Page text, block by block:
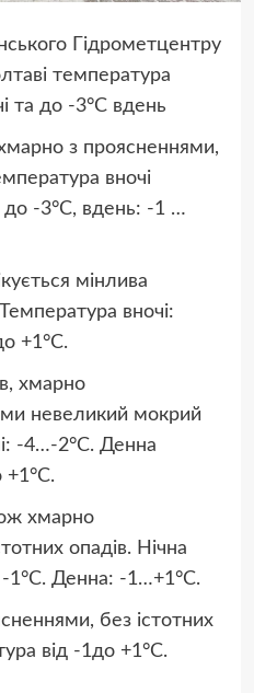
Гідрометцентру
температура
та до -3°C вдень
з проясненнями,
вночі
до -3°C, вдень: -1 …
мінлива
вночі:
+1°C.
хмарно
невеликий мокрий
-4…-2°C. Денна
хмарно
опадів. Нічна
1°C. Денна: -1…+1°C.
без істотних
від -1до +1°C.